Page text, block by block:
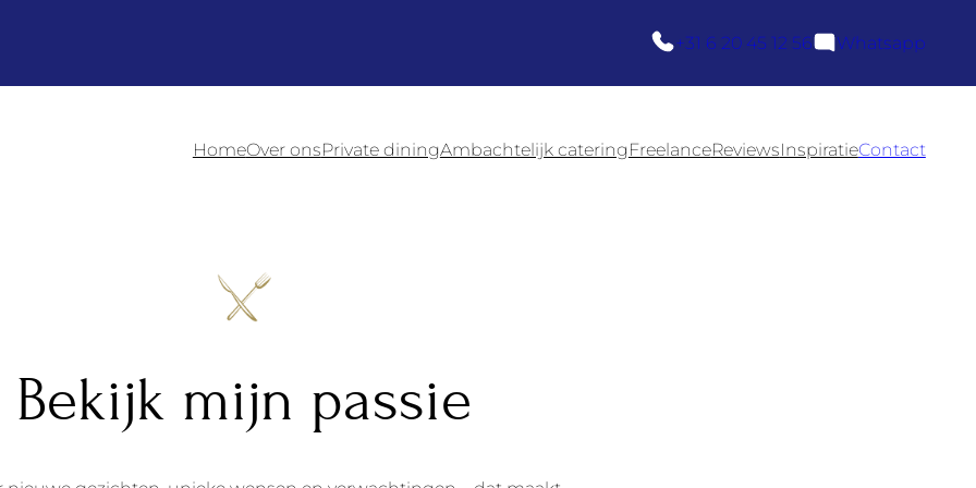
+31 6 20 45 12 56 Whatsapp
HomeOver onsPrivate diningAmbachtelijk cateringFreelanceReviewsInspiratieContact
Bekijk mijn passie